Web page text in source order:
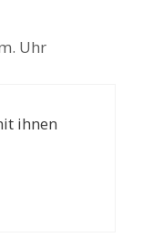
Uhr
ihnen